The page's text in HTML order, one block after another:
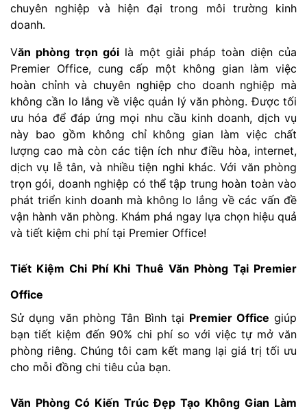
chuyên nghiệp và hiện đại trong môi trường kinh
doanh.
Văn phòng trọn góilà một giải pháp toàn diện của
Premier Office, cung cấp một không gian làm việc
hoàn chỉnh và chuyên nghiệp cho doanh nghiệp mà
không cần lo lắng về việc quản lý văn phòng. Được tối
ưu hóa để đáp ứng mọi nhu cầu kinh doanh, dịch vụ
này bao gồm không chỉ không gian làm việc chất
lượng cao mà còn các tiện ích như điều hòa, internet,
dịch vụ lễ tân, và nhiều tiện nghi khác. Với văn phòng
trọn gói, doanh nghiệp có thể tập trung hoàn toàn vào
phát triển kinh doanh mà không lo lắng về các vấn đề
vận hành văn phòng. Khám phá ngay lựa chọn hiệu quả
và tiết kiệm chi phí tại Premier Office!
Tiết Kiệm Chi Phí Khi Thuê Văn Phòng Tại Premier
Office
Sử dụng văn phòng Tân Bình tại Premier Office giúp
bạn tiết kiệm đến 90% chi phí so với việc tự mở văn
phòng riêng. Chúng tôi cam kết mang lại giá trị tối ưu
cho mỗi đồng chi tiêu của bạn.
Văn Phòng Có Kiến Trúc Đẹp Tạo Không Gian Làm